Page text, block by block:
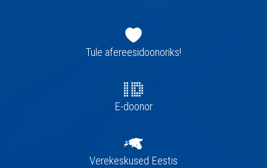
navigatsioonTule afereesidoonoriks!
E-doonor
Verekeskused Eestis